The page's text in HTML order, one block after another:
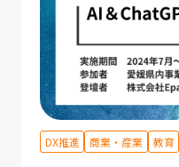
DX推進 商業・産業 教育